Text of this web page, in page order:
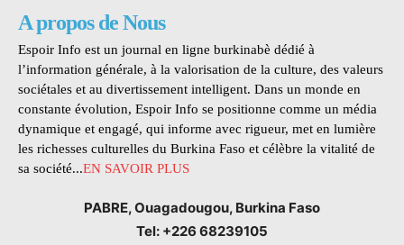
A propos de Nous
Espoir Info est un journal en ligne burkinabè dédié à
l’information générale, à la valorisation de la culture, des valeurs
sociétales et au divertissement intelligent. Dans un monde en
constante évolution, Espoir Info se positionne comme un média
dynamique et engagé, qui informe avec rigueur, met en lumière
les richesses culturelles du Burkina Faso et célèbre la vitalité de
sa société...EN SAVOIR PLUS
PABRE, Ouagadougou, Burkina Faso
Tel: +226 68239105